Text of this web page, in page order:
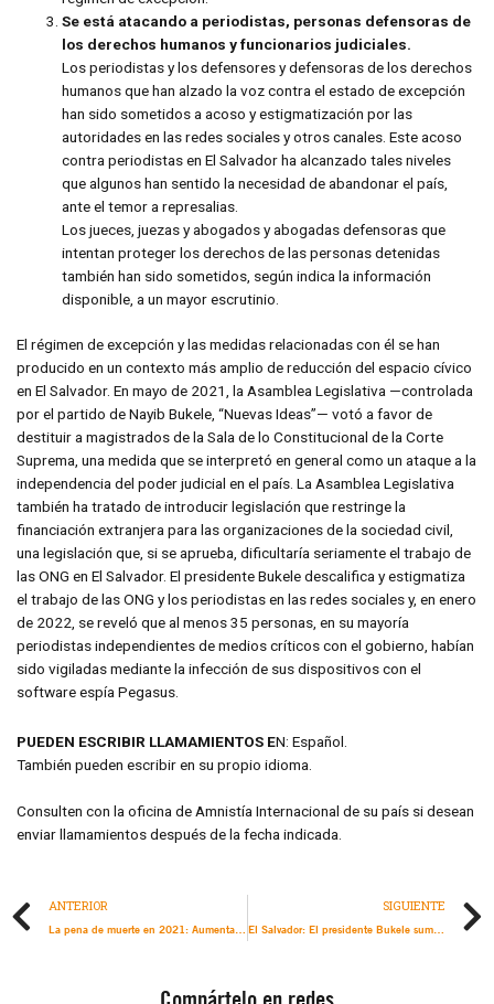
Se está atacando a periodistas, personas defensoras de
los derechos humanos y funcionarios judiciales.
Los periodistas y los defensores y defensoras de los derechos
humanos que han alzado la voz contra el estado de excepción
han sido sometidos a acoso y estigmatización por las
autoridades en las redes sociales y otros canales. Este acoso
contra periodistas en El Salvador ha alcanzado tales niveles
que algunos han sentido la necesidad de abandonar el país,
ante el temor a represalias.
Los jueces, juezas y abogados y abogadas defensoras que
intentan proteger los derechos de las personas detenidas
también han sido sometidos, según indica la información
disponible, a un mayor escrutinio.
El régimen de excepción y las medidas relacionadas con él se han
producido en un contexto más amplio de reducción del espacio cívico
en El Salvador. En mayo de 2021, la Asamblea Legislativa —controlada
por el partido de Nayib Bukele, “Nuevas Ideas”— votó a favor de
destituir a magistrados de la Sala de lo Constitucional de la Corte
Suprema, una medida que se interpretó en general como un ataque a la
independencia del poder judicial en el país. La Asamblea Legislativa
también ha tratado de introducir legislación que restringe la
financiación extranjera para las organizaciones de la sociedad civil,
una legislación que, si se aprueba, dificultaría seriamente el trabajo de
las ONG en El Salvador. El presidente Bukele descalifica y estigmatiza
el trabajo de las ONG y los periodistas en las redes sociales y, en enero
de 2022, se reveló que al menos 35 personas, en su mayoría
periodistas independientes de medios críticos con el gobierno, habían
sido vigiladas mediante la infección de sus dispositivos con el
software espía Pegasus.
PUEDEN ESCRIBIR LLAMAMIENTOS EN: Español.
También pueden escribir en su propio idioma.
Consulten con la oficina de Amnistía Internacional de su país si desean
enviar llamamientos después de la fecha indicada.
ANTERIOR
La pena de muerte en 2021: Aumentan los homicidios autorizados por el Estado en Irán y Arabia Saudita
SIGUIENTE
El Salvador: El presidente Bukele sumerge al país en una crisis de derechos humanos luego de tres años de gobierno